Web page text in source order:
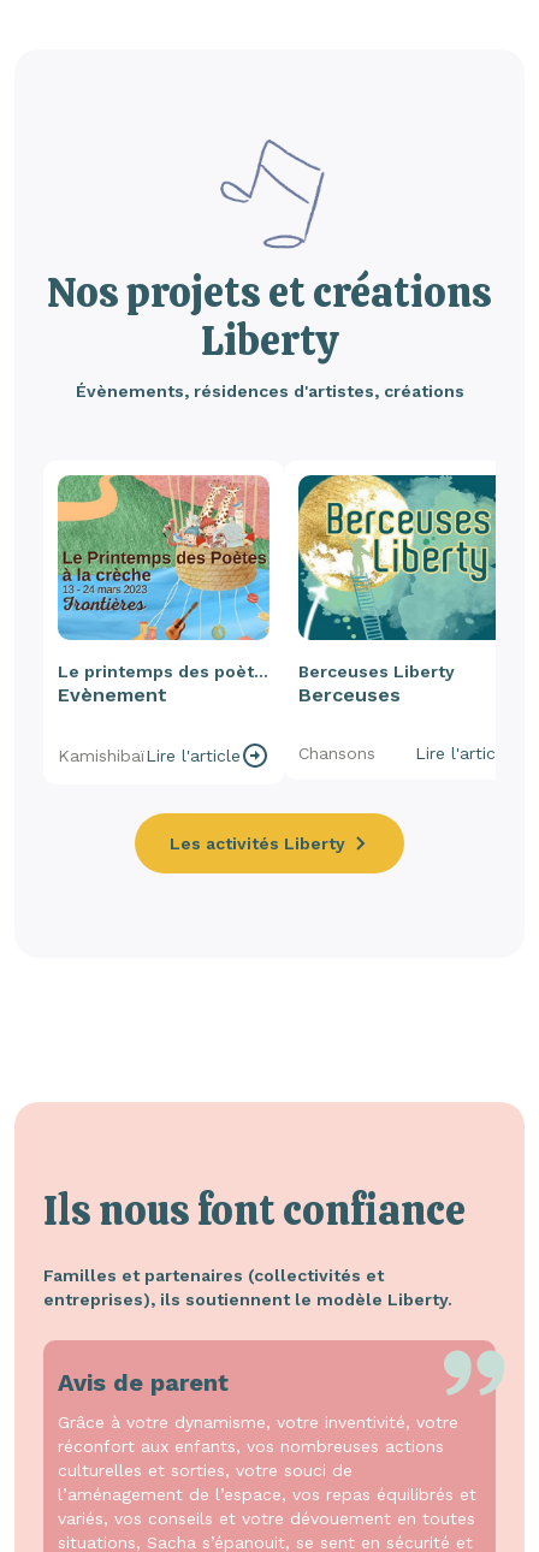
Nos projets et créations
Liberty
Évènements, résidences d'artistes, créations
Le printemps des poètes
Evènement
KamishibaïLire l'article
Berceuses Liberty
Berceuses
Chansons Lire l'article
Les activités Liberty
Ils nous font confiance
Familles et partenaires (collectivités et
entreprises), ils soutiennent le modèle Liberty.
Avis de parent
Grâce à votre dynamisme, votre inventivité, votre
réconfort aux enfants, vos nombreuses actions
culturelles et sorties, votre souci de
l’aménagement de l’espace, vos repas équilibrés et
variés, vos conseils et votre dévouement en toutes
situations, Sacha s’épanouit, se sent en sécurité et